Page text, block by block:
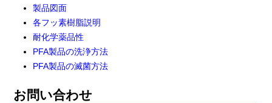
製品図面
各フッ素樹脂説明
耐化学薬品性
PFA製品の洗浄方法
PFA製品の滅菌方法
お問い合わせ